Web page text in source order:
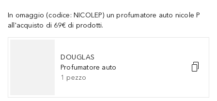
In omaggio (codice: NICOLEP) un profumatore auto nicole P
all'acquisto di 69€ di prodotti.
DOUGLAS
Profumatore auto
1 pezzo